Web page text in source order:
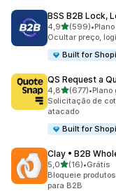
BSS B2B Lock,
4,9de 5 estrelas
(599)
599 avaliações
•
Ocultar preço,
Built for
QS Request a
4,8de 5 estrelas
(677)
677 avaliações
•Plano
Solicitação de
atacado
Built for
Clay • B2B
5,0de 5 estrelas
(16)
16 avaliações ao
•Grátis
Bloqueie
para B2B